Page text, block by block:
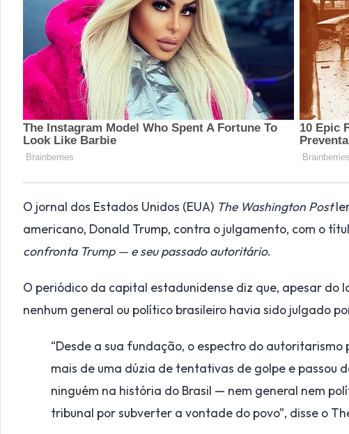
O jornal dos Estados Unidos (EUA) The Washington Post
americano, Donald Trump, contra o julgamento, com o
confronta Trump — e seu passado autoritário.
O periódico da capital estadunidense diz que, apesar do
nenhum general ou político brasileiro havia sido julgado
“Desde a sua fundação, o espectro do autoritarismo
mais de uma dúzia de tentativas de golpe e passou
ninguém na história do Brasil — nem general nem
tribunal por subverter a vontade do povo”, disse o